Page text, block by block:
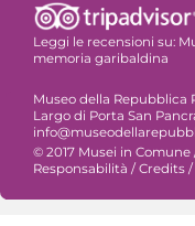
Leggi le recensioni su:
memoria garibaldina
Museo della Repubblica
Largo di Porta San
© 2017 Musei in Comune
Responsabilità / Credits /